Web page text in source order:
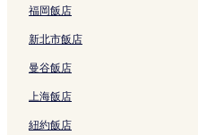
福岡飯店
新北市飯店
曼谷飯店
上海飯店
紐約飯店